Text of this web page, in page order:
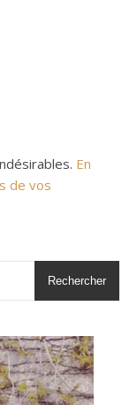
En
de vos
Rechercher